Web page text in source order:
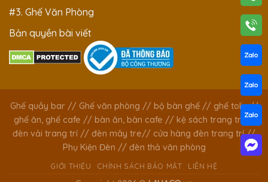
#3. Ghế Văn Phòng
Bản quyền bài viết
Ghế quầy bar// Ghế văn phòng // bộ bàn ghế// ghế tolix//
ghế ăn, ghế cafe // bàn ăn, bàn cafe // kệ sách trang trí //
đèn vải trang trí // đèn mây tre// cửa hàng đèn trang trí//
Phụ Kiện Đèn // đèn thả văn phòng
GIỚI THIỆU CHÍNH SÁCH BẢO MẬT LIÊN HỆ